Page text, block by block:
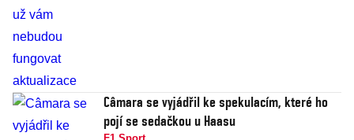
Câmara se vyjádřil ke spekulacím, které ho
pojí se sedačkou u Haasu